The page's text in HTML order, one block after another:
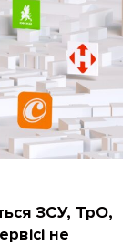
ЗСУ, ТрО,
не